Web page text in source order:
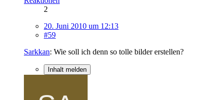
2
20. Juni 2010 um 12:13
#59
Sarkkan: Wie soll ich denn so tolle bilder erstellen?
Inhalt melden